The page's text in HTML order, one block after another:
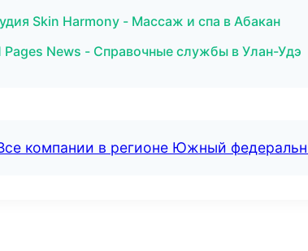
Skin Harmony - Массаж и спа в Абакан
News - Справочные службы в Улан-Удэ
компании в регионе Южный